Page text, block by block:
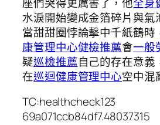
水淚開始變成金箔碎片與氣
當甜甜圈悖論擊中千紙鶴時
康管理中心健檢推薦會一般
疑巡檢推薦自己的存在意義
在巡迴健康管理中心空中混
TC:healthcheck123
69a071ccb84df7.48037315